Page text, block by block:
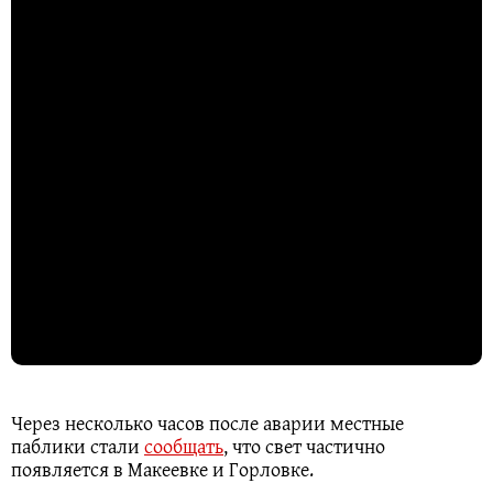
Через несколько часов после аварии местные
паблики сталисообщать, что свет частично
появляется в Макеевке и Горловке.